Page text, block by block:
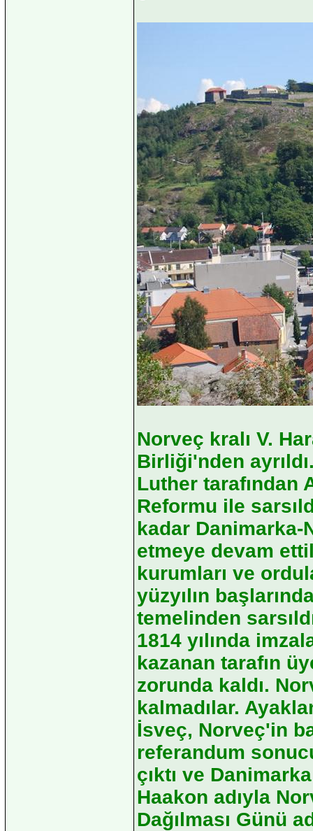
Norveç kralı V.
Birliği'nden
Luther tarafından
Reformu ile
kadar Danimarka-
etmeye devam
kurumları ve
yüzyılın
temelinden
1814 yılında
kazanan tarafın
zorunda kaldı.
kalmadılar.
İsveç, Norveç'in
referandum
çıktı ve
Haakon adıyla
Dağılması Günü